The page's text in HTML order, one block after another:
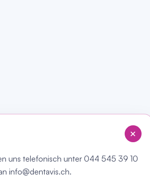
+
uns telefonisch unter 044 545 39 10
info@dentavis.ch.